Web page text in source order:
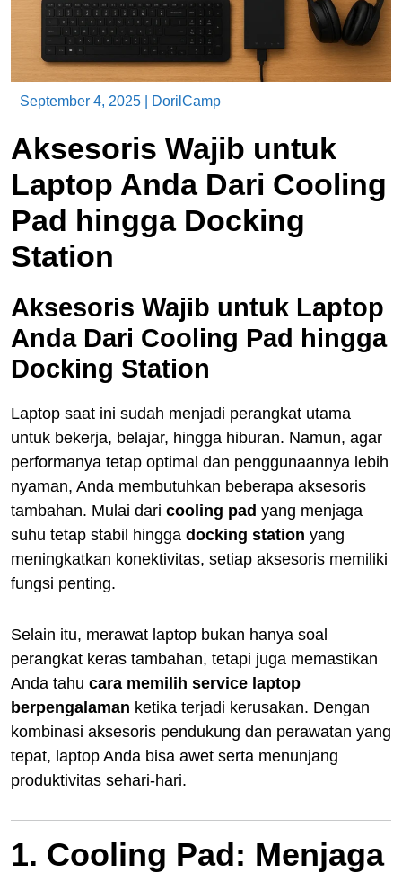
September 4, 2025 DorilCamp
Aksesoris Wajib untuk
Laptop Anda Dari Cooling
Pad hingga Docking
Station
Aksesoris Wajib untuk Laptop
Anda Dari Cooling Pad hingga
Docking Station
Laptop saat ini sudah menjadi perangkat utama
untuk bekerja, belajar, hingga hiburan. Namun, agar
performanya tetap optimal dan penggunaannya lebih
nyaman, Anda membutuhkan beberapa aksesoris
tambahan. Mulai dari cooling pad yang menjaga
suhu tetap stabil hingga docking station yang
meningkatkan konektivitas, setiap aksesoris memiliki
fungsi penting.
Selain itu, merawat laptop bukan hanya soal
perangkat keras tambahan, tetapi juga memastikan
Anda tahu cara memilih service laptop
berpengalaman ketika terjadi kerusakan. Dengan
kombinasi aksesoris pendukung dan perawatan yang
tepat, laptop Anda bisa awet serta menunjang
produktivitas sehari-hari.
1. Cooling Pad: Menjaga